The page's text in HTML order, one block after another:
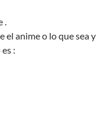
.
el anime o lo que sea y
: